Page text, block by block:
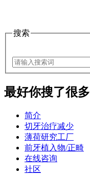
搜索
最好你搜了很多
简介
切牙治疗减少
薄荷研究工厂
前牙植入物/正畸
在线咨询
社区